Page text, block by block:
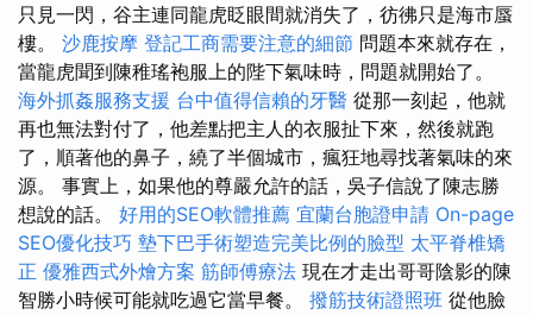
只見一閃，谷主連同龍虎眨眼間就消失了，彷彿只是海市蜃
樓。 沙鹿按摩 登記工商需要注意的細節 問題本來就存在，
當龍虎聞到陳稚瑤袍服上的陛下氣味時，問題就開始了。
海外抓姦服務支援 台中值得信賴的牙醫 從那一刻起，他就
再也無法對付了，他差點把主人的衣服扯下來，然後就跑
了，順著他的鼻子，繞了半個城市，瘋狂地尋找著氣味的來
源。 事實上，如果他的尊嚴允許的話，吳子信說了陳志勝
想說的話。 好用的SEO軟體推薦 宜蘭台胞證申請 On-page
SEO優化技巧 墊下巴手術塑造完美比例的臉型 太平脊椎矯
正 優雅西式外燴方案 筋師傅療法 現在才走出哥哥陰影的陳
智勝小時候可能就吃過它當早餐。 撥筋技術證照班 從他臉